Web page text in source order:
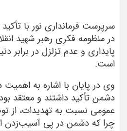
سرپرست فرمانداری نور با
در منظومه فکری رهبر شهید
پایداری و عدم تزلزل در برابر
است.
وی در پایان با اشاره به
دشمن تأکید داشتند و معتقد
عمومی نسبت به تهدیدات، از
چرا که دشمن در پی آسیب‌زدن